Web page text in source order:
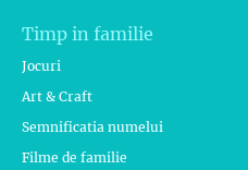
Timp in familie
Jocuri
Art & Craft
Semnificatia numelui
Filme de familie